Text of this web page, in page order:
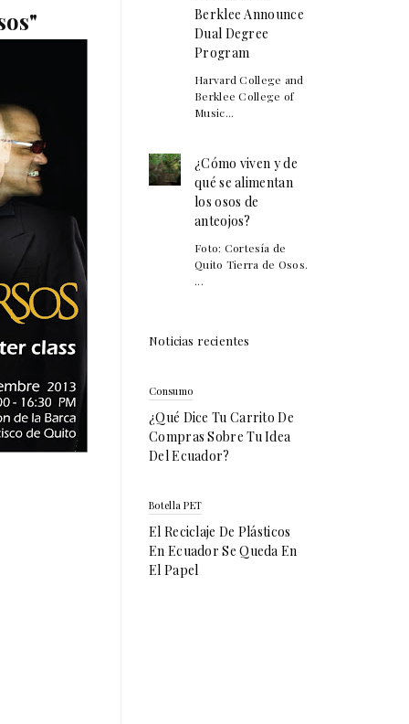
Berklee Announce
Dual Degree
Program
Harvard College and
Berklee College of
Music...
¿Cómo viven y de
qué se alimentan
los osos de
anteojos?
Foto: Cortesía de
Quito Tierra de Osos.
...
Noticias recientes
Consumo
¿Qué Dice Tu Carrito De
Compras Sobre Tu Idea
Del Ecuador?
Botella PET
El Reciclaje De Plásticos
En Ecuador Se Queda En
El Papel